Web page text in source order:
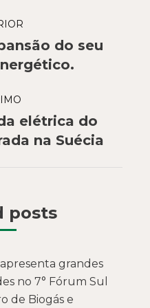
do seu
elétrica do
na Suécia
posts
grandes
no 7° Fórum Sul
de Biogás e